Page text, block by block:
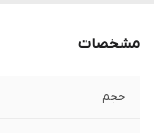
مشخصات
حجم